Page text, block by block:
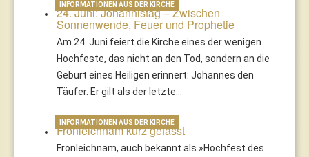
24. Juni: Johannistag – Zwischen
Sonnenwende, Feuer und Prophetie
Am 24. Juni feiert die Kirche eines der wenigen
Hochfeste, das nicht an den Tod, sondern an die
Geburt eines Heiligen erinnert: Johannes den
Täufer. Er gilt als der letzte…
INFORMATIONEN AUS DER KIRCHE
Fronleichnam kurz gefasst
Fronleichnam, auch bekannt als »Hochfest des
INFORMATIONEN AUS DER KIRCHE